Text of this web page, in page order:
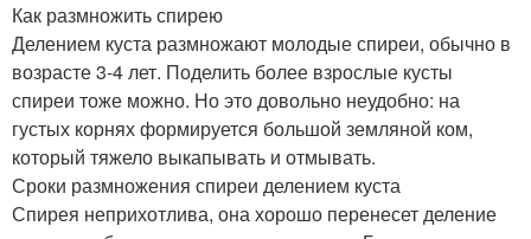
Как размножить спирею
Делением куста размножают молодые спиреи, обычно в
возрасте 3-4 лет. Поделить более взрослые кусты
спиреи тоже можно. Но это довольно неудобно: на
густых корнях формируется большой земляной ком,
который тяжело выкапывать и отмывать.
Сроки размножения спиреи делением куста
Спирея неприхотлива, она хорошо перенесет деление